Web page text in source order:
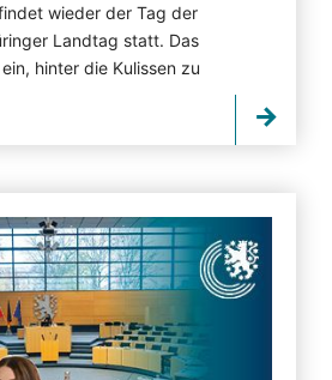
wieder der Tag der
Landtag statt. Das
hinter die Kulissen zu